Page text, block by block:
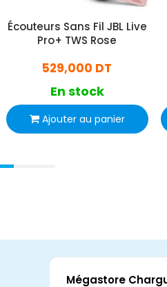
Écouteurs Sans Fil JBL Live
Pro+ TWS Rose
529,000 DT
En stock
Ajouter au panier
Mégastore